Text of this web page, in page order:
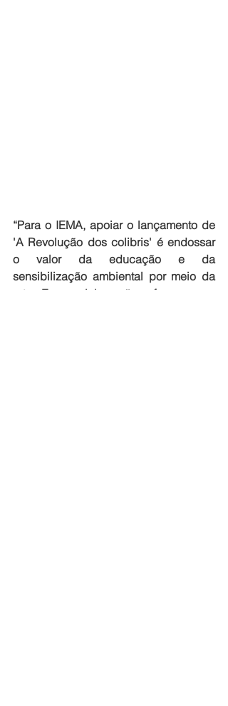
“Para o IEMA, apoiar o lançamento de
'A Revolução dos colibris' é endossar
o valor da educação e da
sensibilização ambiental por meio da
arte. Essa colaboração reforça nosso